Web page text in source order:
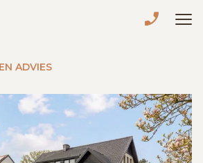
TE KOOP
TE HUUR
ADVIES